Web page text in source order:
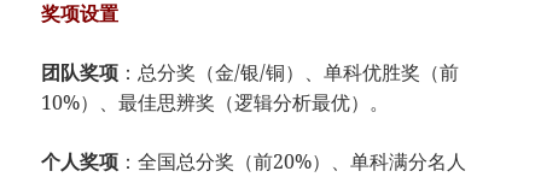
​奖项设置​
​团队奖项​ ​：总分奖（金/银/铜）、单科优胜奖（前
10%）、最佳思辨奖（逻辑分析最优）。
​个人奖项​ ​：全国总分奖（前20%）、单科满分名人